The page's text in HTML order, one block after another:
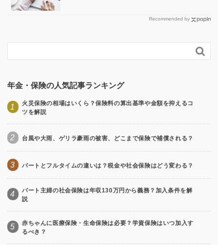
Recommended by

年金・保険の人気記事ランキング
1
火災保険の相場はいくら？保険料の算出基準や金額を抑えるコ
ツを解説
2 台風や大雨、ゲリラ豪雨の被害、どこまで保険で補償される？
3 パートとフルタイムの違いは？税金や社会保険はどう変わる？
4
パート主婦の社会保険は年収130万円から義務？加入条件を解
説
5
赤ちゃんに医療保険・生命保険は必要？学資保険はいつ加入す
るべき？